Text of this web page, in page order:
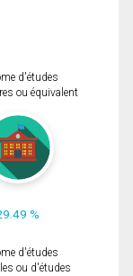
d'études
ou équivalent
%
d'études
ou d'études